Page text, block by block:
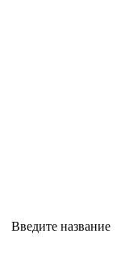
Введите название